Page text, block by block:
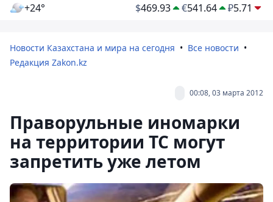
+24° $469.93 €541.64 ₽5.71
Новости Казахстана и мира на сегодня
Все новости
Редакция Zakon.kz
00:08, 03 марта 2012
Праворульные иномарки
на территории ТС могут
запретить уже летом